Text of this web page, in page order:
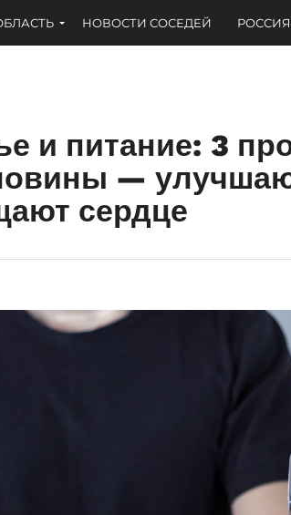
НОВОСТИ СОСЕДЕЙ
и питание: 3
—
сердце